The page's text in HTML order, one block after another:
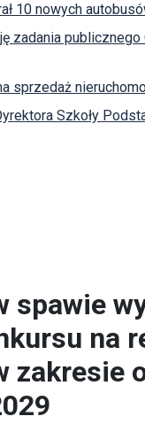
10 nowych
zadania
sprzedaż
Szkoły
spawie
na